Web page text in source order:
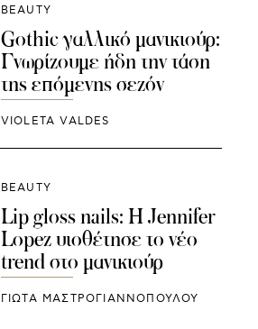
BEAUTY
Gothic γαλλικό μανικιούρ:
Γνωρίζουμε ήδη την τάση
της επόμενης σεζόν
VIOLETA VALDES
BEAUTY
Lip gloss nails: Η Jennifer
Lopez υιοθέτησε το νέο
trend στο μανικιούρ
ΓΙΩΤΑ ΜΑΣΤΡΟΓΙΑΝΝΟΠΟΥΛΟΥ